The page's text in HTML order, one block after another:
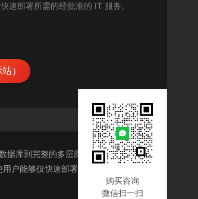
速部署所需的经批准的 IT 服务。
）
据库到完整的多层应用程序架构的所有
户能够仅快速部署所需的经批准的 IT
购买咨询
微信扫一扫